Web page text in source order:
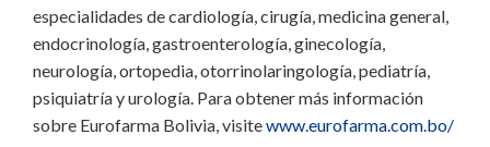
especialidades de cardiología, cirugía, medicina general,
endocrinología, gastroenterología, ginecología,
neurología, ortopedia, otorrinolaringología, pediatría,
psiquiatría y urología. Para obtener más información
sobre Eurofarma Bolivia, visitewww.eurofarma.com.bo/